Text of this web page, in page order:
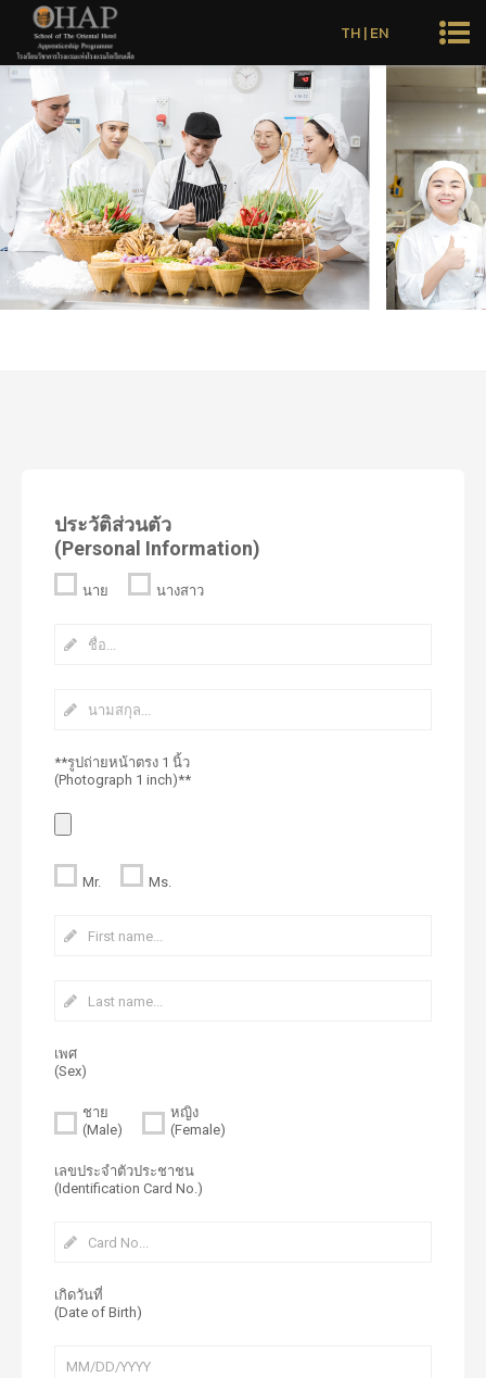
TH|EN
ประวัติส่วนตัว
(Personal Information)
นาย นางสาว
**รูปถ่ายหน้าตรง 1 นิ้ว
(Photograph 1 inch)**
Mr. Ms.
เพศ
(Sex)
ชาย
(Male)
หญิง
(Female)
เลขประจำตัวประชาชน
(Identification Card No.)
เกิดวันที่
(Date of Birth)